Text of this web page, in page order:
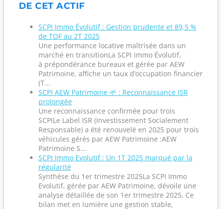
DE CET ACTIF
SCPI Immo Évolutif : Gestion prudente et 89,5 %
de TOF au 2T 2025
Une performance locative maîtrisée dans un
marché en transitionLa SCPI Immo Évolutif,
à prépondérance bureaux et gérée par AEW
Patrimoine, affiche un taux d’occupation financier
(T...
SCPI AEW Patrimoine 🌱 : Reconnaissance ISR
prolongée
Une reconnaissance confirmée pour trois
SCPILe Label ISR (Investissement Socialement
Responsable) a été renouvelé en 2025 pour trois
véhicules gérés par AEW Patrimoine :AEW
Patrimoine S...
SCPI Immo Evolutif : Un 1T 2025 marqué par la
régularité
Synthèse du 1er trimestre 2025La SCPI Immo
Evolutif, gérée par AEW Patrimoine, dévoile une
analyse détaillée de son 1er trimestre 2025. Ce
bilan met en lumière une gestion stable,